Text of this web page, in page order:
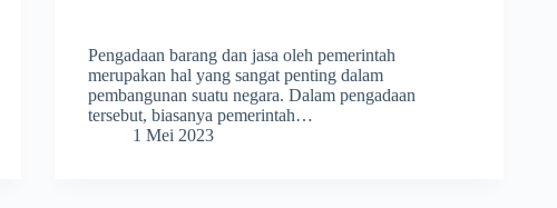
Pengadaan barang dan jasa oleh pemerintah
merupakan hal yang sangat penting dalam
pembangunan suatu negara. Dalam pengadaan
tersebut, biasanya pemerintah…
1 Mei 2023